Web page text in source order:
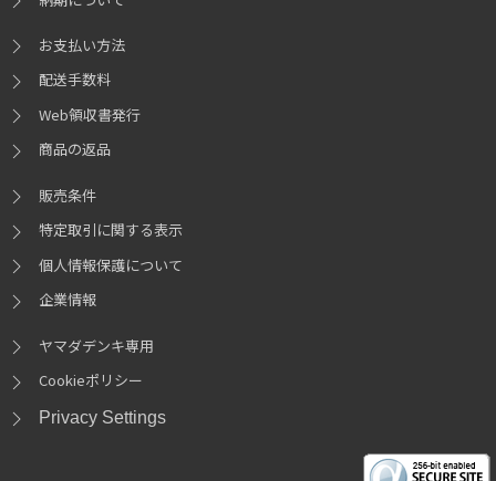
お支払い方法
配送手数料
Web領収書発行
商品の返品
販売条件
特定取引に関する表示
個人情報保護について
企業情報
ヤマダデンキ専用
Cookieポリシー
Privacy Settings